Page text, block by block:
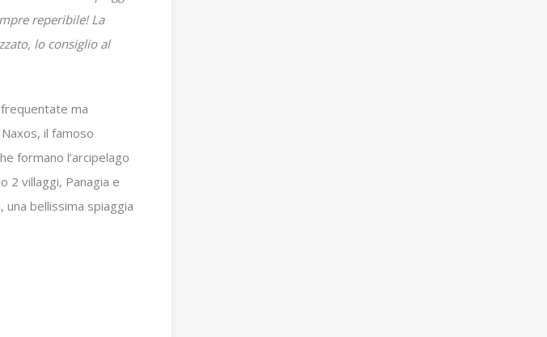
reperibile! La
lo consiglio al
ma
il famoso
formano l’arcipelago
2 villaggi, Panagia e
una bellissima spiaggia